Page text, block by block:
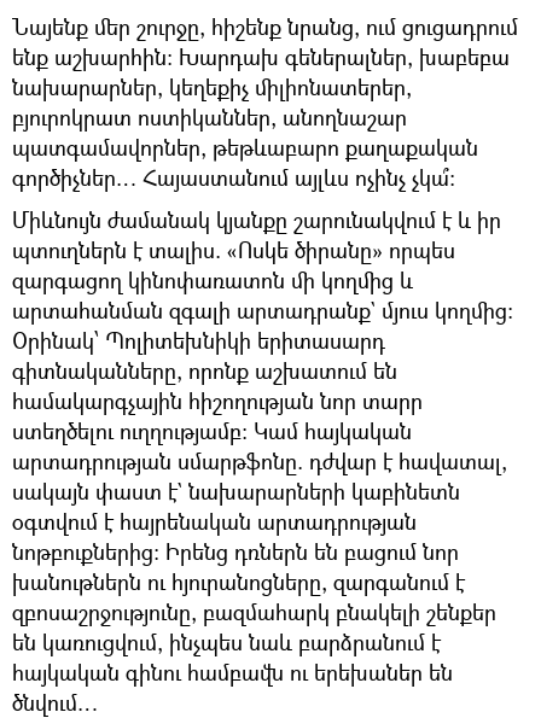
Նայենք մեր շուրջը, հիշենք նրանց, ում ցուցադրում
ենք աշխարհին։ Խարդախ գեներալներ, խաբեբա
նախարարներ, կեղեքիչ միլիոնատերեր,
բյուրոկրատ ոստիկաններ, անողնաշար
պատգամավորներ, թեթևաբարո քաղաքական
գործիչներ… Հայաստանում այլևս ոչինչ չկա՞։
Միևնույն ժամանակ կյանքը շարունակվում է և իր
պտուղներն է տալիս. «Ոսկե ծիրանը» որպես
զարգացող կինոփառատոն մի կողմից և
արտահանման զգալի արտադրանք` մյուս կողմից։
Օրինակ՝ Պոլիտեխնիկի երիտասարդ
գիտնականները, որոնք աշխատում են
համակարգչային հիշողության նոր տարր
ստեղծելու ուղղությամբ։ Կամ հայկական
արտադրության սմարթֆոնը. դժվար է հավատալ,
սակայն փաստ է` նախարարների կաբինետն
օգտվում է հայրենական արտադրության
նոթբուքներից։ Իրենց դռներն են բացում նոր
խանութներն ու հյուրանոցները, զարգանում է
զբոսաշրջությունը, բազմահարկ բնակելի շենքեր
են կառուցվում, ինչպես նաև բարձրանում է
հայկական գինու համբավն ու երեխաներ են
ծնվում…